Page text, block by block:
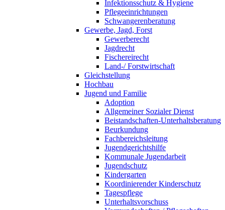
Infektionsschutz & Hygiene
Pflegeeinrichtungen
Schwangerenberatung
Gewerbe, Jagd, Forst
Gewerberecht
Jagdrecht
Fischereirecht
Land-/ Forstwirtschaft
Gleichstellung
Hochbau
Jugend und Familie
Adoption
Allgemeiner Sozialer Dienst
Beistandschaften-Unterhaltsberatung
Beurkundung
Fachbereichsleitung
Jugendgerichtshilfe
Kommunale Jugendarbeit
Jugendschutz
Kindergarten
Koordinierender Kinderschutz
Tagespflege
Unterhaltsvorschuss